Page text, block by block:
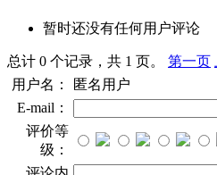
暂时还没有任何用户评论
总计 0 个记录，共 1 页。 第一页
用户名：
匿名用户
E-mail：
评价等
级：